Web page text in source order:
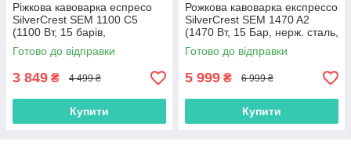
Ріжкова кавоварка еспресо
SilverCrest SEM 1100 C5
(1100 Вт, 15 барів,
капучинатор, Німеччина)
Готово до відправки
3 849 ₴ 4 499 ₴
Купити
Рожкова кавоварка експрессо
SilverCrest SEM 1470 A2
(1470 Вт, 15 Бар, нерж. сталь,
Німеччина)
Готово до відправки
5 999 ₴ 6 999 ₴
Купити